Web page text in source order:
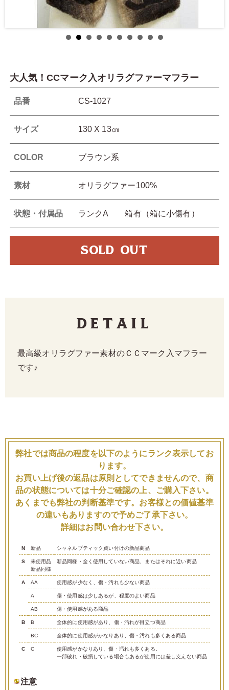
大人気！CCマーク入オリラグファーマフラー
品番 CS-1027
サイズ 130 X 13㎝
COLOR ブラウン系
素材 オリラグファー100%
状態・付属品 ランクA 箱有（箱に小傷有）
SOLD OUT
Detail
最高級オリラグファー素材のＣＣマーク入マフラー
です♪
弊社では商品の程度を以下のようにランク表示してお
ります。
お買い上げ後の返品は原則としてできませんので、商
品の状態については十分ご確認の上、ご購入下さい。
あくまでも弊社の判断基準です。お客様との価値基準
の違いもありますので予めご了承下さい。
詳細はお問い合わせ下さい。
N 新品 シャネルブティック買い付けの新品商品
S
未使用品
新品同様
新品同様・全く使用していない商品、またはそれに近い商品
A AA 使用感が少なく、傷・汚れも少ない商品
A 傷・使用感は少しあるが、程度のよい商品
AB 傷・使用感がある商品
B B 全体的に使用感があり、傷・汚れが目立つ商品
BC 全体的に使用感がかなりあり、傷・汚れも多くある商品
C C
使用感がかなりあり、傷・汚れも多くある。
一部破れ・破損している場合もあるが使用には差し支えない商品
注意